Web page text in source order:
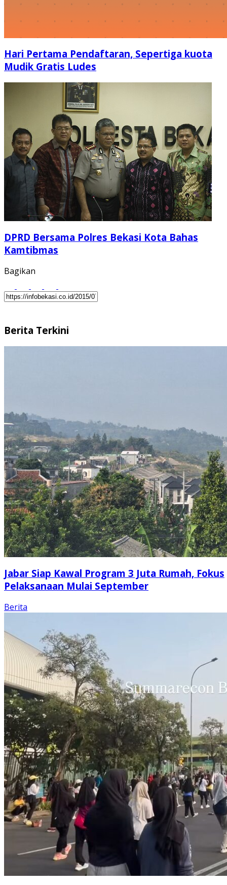
Hari Pertama Pendaftaran, Sepertiga kuota
Mudik Gratis Ludes
DPRD Bersama Polres Bekasi Kota Bahas
Kamtibmas
Bagikan
Berita Terkini
Jabar Siap Kawal Program 3 Juta Rumah, Fokus
Pelaksanaan Mulai September
Berita